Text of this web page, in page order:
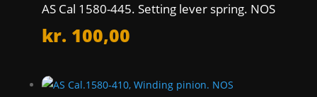
AS Cal 1580-445. Setting lever spring. NOS
kr. 100,00